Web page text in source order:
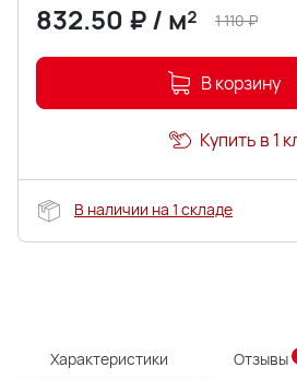
832.50 ₽/ м² 1 110₽
В корзину
Купить в 1
В наличии на 1 складе
Характеристики Отзывы